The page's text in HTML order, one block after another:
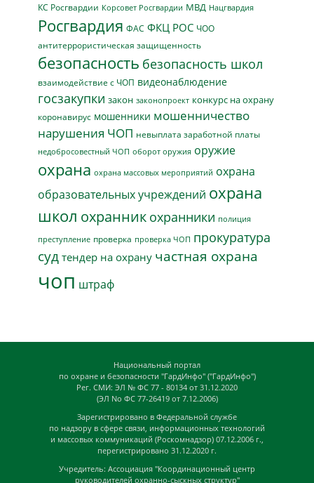
КС Росгвардии Корсовет Росгвардии МВД Нацгвардия
Росгвардия ФАС ФКЦ РОС ЧОО
антитеррористическая защищенность
безопасность безопасность школ
взаимодействие с ЧОП видеонаблюдение
госзакупки закон законопроект конкурс на охрану
коронавирус мошенники мошенничество
нарушения ЧОП невыплата заработной платы
недобросовестный ЧОП оборот оружия оружие
охрана охрана массовых мероприятий охрана
образовательных учреждений охрана
школ охранник охранники полиция
преступление проверка проверка ЧОП прокуратура
суд тендер на охрану частная охрана
чоп штраф
Национальный портал
по охране и безопасности "ГардИнфо" ("ГардИнфо")
Рег. СМИ: ЭЛ № ФС 77 - 80134 от 31.12.2020
(ЭЛ No ФС 77-26419 от 7.12.2006)
Зарегистрировано в Федеральной службе
по надзору в сфере связи, информационных технологий
и массовых коммуникаций (Роскомнадзор) 07.12.2006 г.,
перегистрировано 31.12.2020 г.
Учредитель: Ассоциация "Координационный центр
руководителей охранно-сыскных структур"